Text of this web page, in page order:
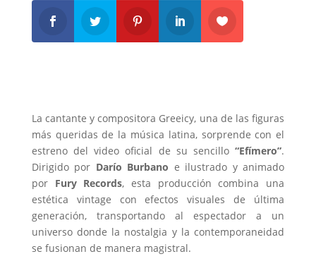
La cantante y compositora Greeicy, una de las figuras
más queridas de la música latina, sorprende con el
estreno del video oficial de su sencillo“Efímero”.
Dirigido por Darío Burbano e ilustrado y animado
por Fury Records, esta producción combina una
estética vintage con efectos visuales de última
generación, transportando al espectador a un
universo donde la nostalgia y la contemporaneidad
se fusionan de manera magistral.